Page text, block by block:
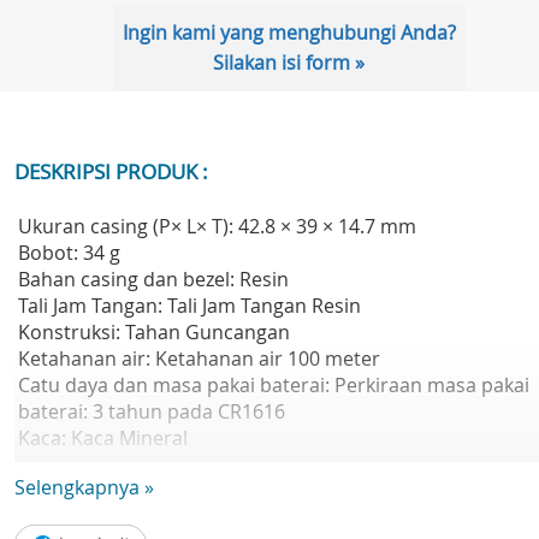
Ingin kami yang menghubungi Anda?
Silakan isi form »
DESKRIPSI PRODUK :
Ukuran casing (P× L× T): 42.8 × 39 × 14.7 mm
Bobot: 34 g
Bahan casing dan bezel: Resin
Tali Jam Tangan: Tali Jam Tangan Resin
Konstruksi: Tahan Guncangan
Ketahanan air: Ketahanan air 100 meter
Catu daya dan masa pakai baterai: Perkiraan masa pakai
baterai: 3 tahun pada CR1616
Kaca: Kaca Mineral
Fitur Jam:
Selengkapnya »